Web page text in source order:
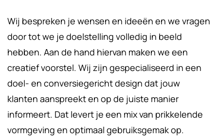
Wij bespreken je wensen en ideeën en we vragen
door tot we je doelstelling volledig in beeld
hebben. Aan de hand hiervan maken we een
creatief voorstel. Wij zijn gespecialiseerd in een
doel- en conversiegericht design dat jouw
klanten aanspreekt en op de juiste manier
informeert. Dat levert je een mix van prikkelende
vormgeving en optimaal gebruiksgemak op.